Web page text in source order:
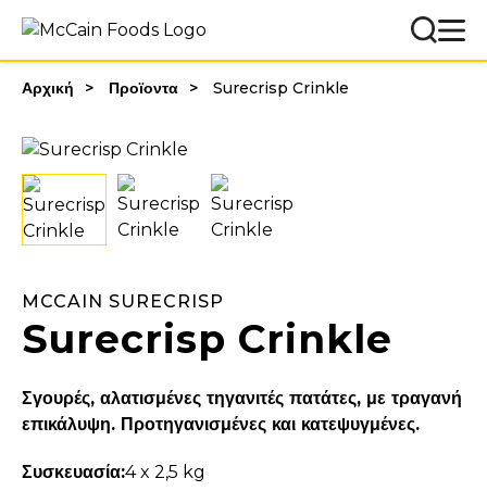
Αρχική Προϊοντα Surecrisp Crinkle
MCCAIN SURECRISP
Surecrisp Crinkle
Σγουρές, αλατισμένες τηγανιτές πατάτες, με τραγανή
επικάλυψη. Προτηγανισμένες και κατεψυγμένες.
Συσκευασία:4 x 2,5 kg